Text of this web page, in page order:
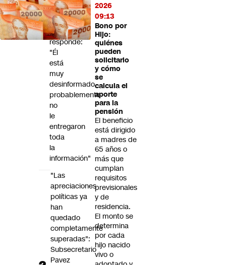
2026
09:13
Bono por
Hijo:
quiénes
pueden
solicitarlo
y cómo
se
calcula el
aporte
para la
pensión
El beneficio
está dirigido
a madres de
65 años o
más que
cumplan
requisitos
previsionales
y de
residencia.
El monto se
determina
por cada
hijo nacido
vivo o
gestión
del
caso
responde:
"Él
está
muy
desinformado,
probablemente
no
le
entregaron
toda
la
información"
"Las
apreciaciones
políticas ya
han
quedado
completamente
superadas":
Subsecretario
Pavez